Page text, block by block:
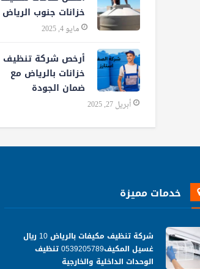
خزانات جنوب الرياض
مايو 4, 2025
أرخص شركة تنظيف
خزانات بالرياض مع
ضمان الجودة
أبريل 27, 2025
خدمات مميزة
شركة تنظيف مكيفات بالرياض 10 ريال
غسيل المكيف0539205789 تنظيف
الوحدات الداخلية والخارجية